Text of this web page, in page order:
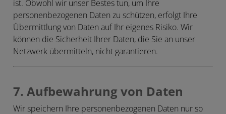
ist. Obwohl wir unser Bestes tun, um Ihre
personenbezogenen Daten zu schützen, erfolgt Ihre
Übermittlung von Daten auf Ihr eigenes Risiko. Wir
können die Sicherheit Ihrer Daten, die Sie an unser
Netzwerk übermitteln, nicht garantieren.
7. Aufbewahrung von Daten
Wir speichern Ihre personenbezogenen Daten nur so